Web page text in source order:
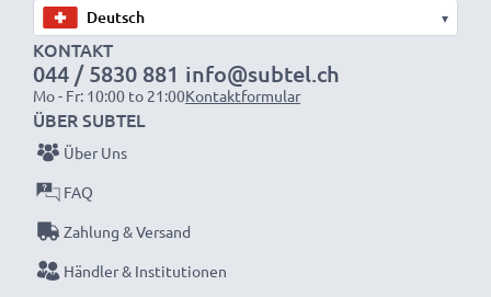
Vermeidung von Elektroschrott.
Entscheiden Sie sich für CELLONIC und machen Sie
keine Abstriche bei der Qualität!
▾
KONTAKT
044 / 5830 881
Mo - Fr: 10:00 to 21:00
info@subtel.ch
Kontaktformular
ÜBER SUBTEL
Über Uns
FAQ
Zahlung & Versand
Händler & Institutionen